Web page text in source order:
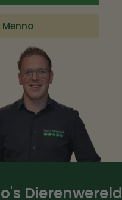
Menno
Dierenwereld